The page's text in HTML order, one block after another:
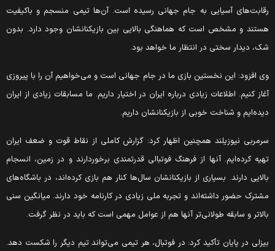
آسیایی به جام جهانی رسیده است. آن‌ها تیمی منسجم و باکیفیت
و مشخص است که هماهنگی بالایی بین بازیکنانشان وجود دارد. بدون
دیدار سختی در انتظار ما خواهد بود.
افزود: این نخستین بازی ما در جام جهانی است و می‌خواهیم آن را با پیروزی
کنیم. اطلاعات زیادی درباره ایران در اختیار داریم. ما مسابقات زیادی از ایران
و شناخت خوبی از بازیکنانشان داریم.
نیوزیلند همچنین اظهار کرد: گزارش کاملی از نقاط قوت و ضعف ایران
کرده‌ایم. آنها از فرهنگ فوتبالی قدرتمندی برخوردارند و در زمین، انسجام
دارند. بسیاری از بازیکنانشان سال‌ها کنار هم بازی کرده‌اند، در باشگاه‌های
حضور داشته‌اند و تجربه ملی زیادی در کارنامه خود دارند. میانگین سنی
و سابقه طولانی‌تر آنها هم از عوامل مهمی است که باید در نظر گرفت.
در پایان تأکید کرد: در فوتبال، هر تیمی می‌تواند تیم دیگر را شکست دهد.